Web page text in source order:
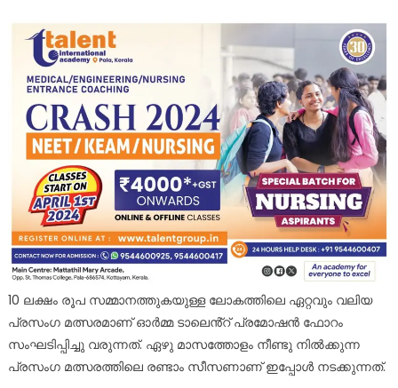
10 ലക്ഷം രൂപ സമ്മാനത്തുകയുള്ള ലോകത്തിലെ ഏറ്റവും വലിയ
പ്രസംഗ മത്സരമാണ് ഓർമ്മ ടാലെൻ്റ് പ്രമോഷൻ ഫോറം
സംഘടിപ്പിച്ചു വരുന്നത്. ഏഴു മാസത്തോളം നീണ്ടു നിൽക്കുന്ന
പ്രസംഗ മത്സരത്തിലെ രണ്ടാം സീസണാണ് ഇപ്പോൾ നടക്കുന്നത്.